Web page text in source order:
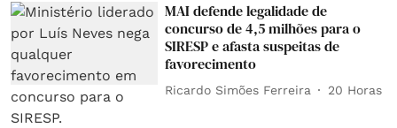
MAI defende legalidade de
concurso de 4,5 milhões para o
SIRESP e afasta suspeitas de
favorecimento
Ricardo Simões Ferreira 20 Horas